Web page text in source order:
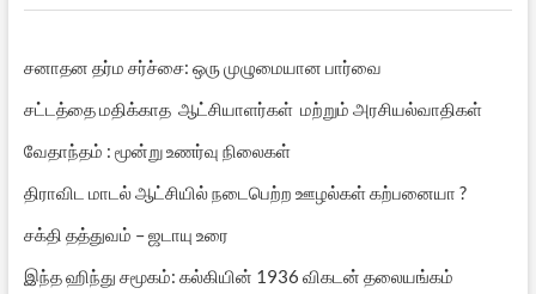
சனாதன தர்ம சர்ச்சை: ஒரு முழுமையான பார்வை
சட்டத்தை மதிக்காத ஆட்சியாளர்கள் மற்றும் அரசியல்வாதிகள்
வேதாந்தம் : மூன்று உணர்வு நிலைகள்
திராவிட மாடல் ஆட்சியில் நடைபெற்ற ஊழல்கள் கற்பனையா ?
சக்தி தத்துவம் – ஜடாயு உரை
இந்த ஹிந்து சமூகம்: கல்கியின் 1936 விகடன் தலையங்கம்